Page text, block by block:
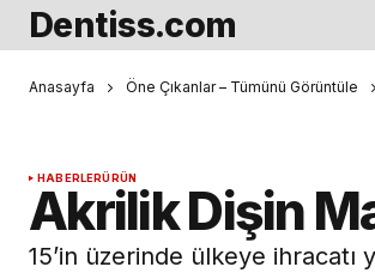
Dentiss.com
Anasayfa Öne Çıkanlar – Tümünü Görüntüle
HABERLERÜRÜN
Akrilik Dişin
15’in üzerinde ülkeye ihracatı